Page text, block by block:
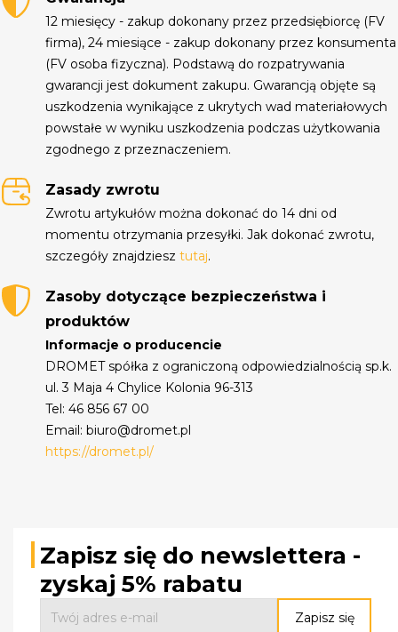
12 miesięcy - zakup dokonany przez przedsiębiorcę (FV
firma), 24 miesiące - zakup dokonany przez konsumenta
(FV osoba fizyczna). Podstawą do rozpatrywania
gwarancji jest dokument zakupu. Gwarancją objęte są
uszkodzenia wynikające z ukrytych wad materiałowych
powstałe w wyniku uszkodzenia podczas użytkowania
zgodnego z przeznaczeniem.
Zasady zwrotu
Zwrotu artykułów można dokonać do 14 dni od
momentu otrzymania przesyłki. Jak dokonać zwrotu,
szczegóły znajdziesztutaj.
Zasoby dotyczące bezpieczeństwa i
produktów
Informacje o producencie
DROMET spółka z ograniczoną odpowiedzialnością sp.k.
ul. 3 Maja 4 Chylice Kolonia 96-313
Tel: 46 856 67 00
Email: biuro@dromet.pl
https://dromet.pl/
Zapisz się do newslettera -
zyskaj 5% rabatu